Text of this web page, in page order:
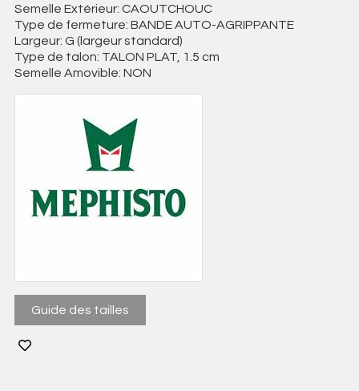
Semelle Extérieur: CAOUTCHOUC
Type de fermeture: BANDE AUTO-AGRIPPANTE
Largeur: G (largeur standard)
Type de talon: TALON PLAT, 1.5 cm
Semelle Amovible: NON
Guide des tailles